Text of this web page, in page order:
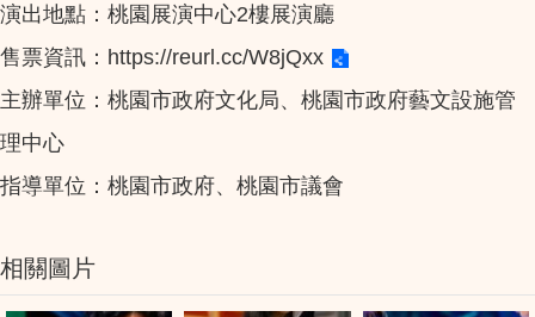
演出地點：桃園展演中心2樓展演廳
售票資訊： https://reurl.cc/W8jQxx
主辦單位：桃園市政府文化局、桃園市政府藝文設施管
理中心
指導單位：桃園市政府、桃園市議會
相關圖片